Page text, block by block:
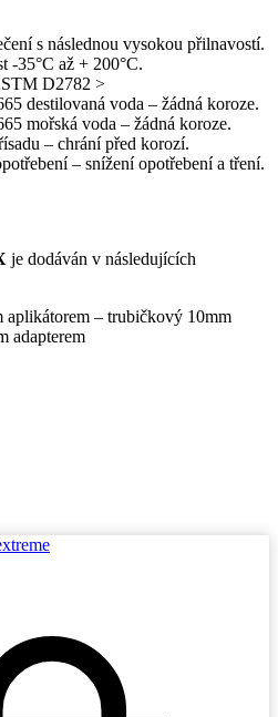
s následnou vysokou přilnavostí.
-35°C až + 200°C.
D2782 >
destilovaná voda – žádná koroze.
mořská voda – žádná koroze.
– chrání před korozí.
– snížení opotřebení a tření.
je dodáván v následujících
aplikátorem – trubičkový 10mm
adapterem